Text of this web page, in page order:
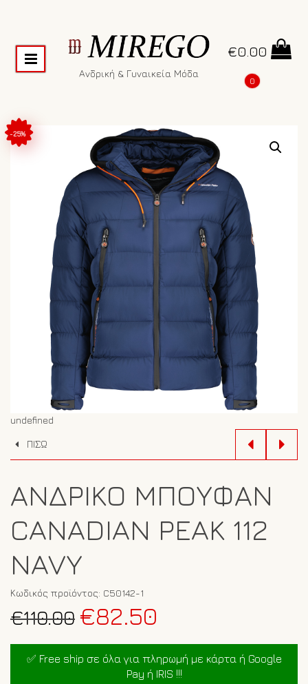
Ανδρική & Γυναικεία Μόδα
€0.00
0
-25%
undefined
ΠΙΣΩ
ΑΝΔΡΙΚΌ ΜΠΟΥΦΆΝ
CANADIAN PEAK 112
NAVY
Κωδικός προϊόντος: C50142-1
€110.00 Original
price
was:
€110.00.
€82.50
τιμή
είναι:
✅ Free ship σε όλα για πληρωμή με κάρτα ή Google
Pay ή IRIS !!!